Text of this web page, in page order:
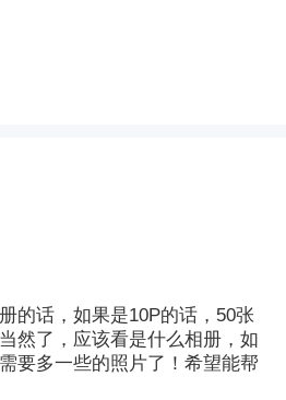
的话，如果是10P的话，50张
然了，应该看是什么相册，如
要多一些的照片了！希望能帮